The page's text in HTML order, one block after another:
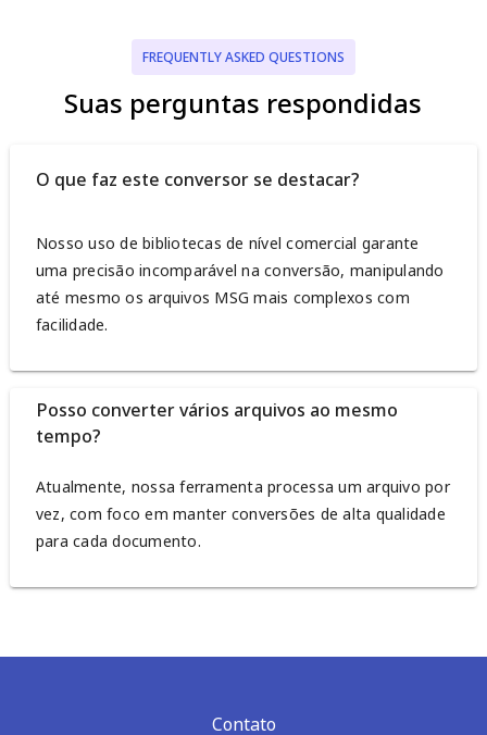
FREQUENTLY ASKED QUESTIONS
Suas perguntas respondidas
O que faz este conversor se destacar?
Nosso uso de bibliotecas de nível comercial garante
uma precisão incomparável na conversão, manipulando
até mesmo os arquivos MSG mais complexos com
facilidade.
Posso converter vários arquivos ao mesmo
tempo?
Atualmente, nossa ferramenta processa um arquivo por
vez, com foco em manter conversões de alta qualidade
para cada documento.
Contato